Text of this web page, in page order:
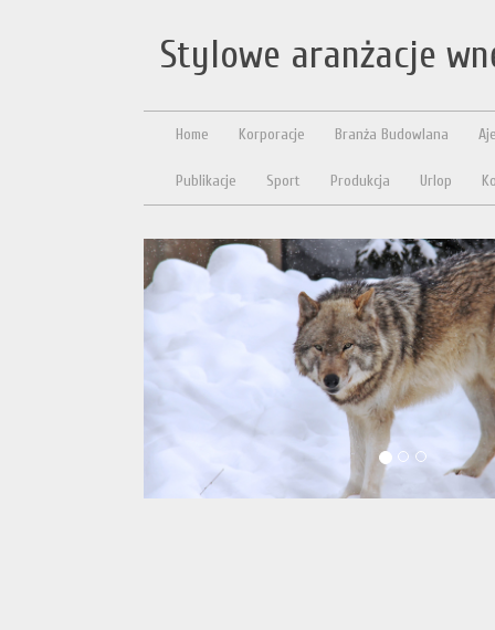
Stylowe aranżacje
Home Korporacje Branża Budowlana
Publikacje Sport Produkcja Urlop